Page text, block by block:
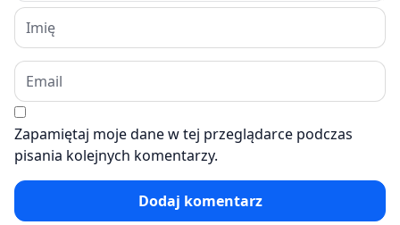
Zapamiętaj moje dane w tej przeglądarce podczas
pisania kolejnych komentarzy.
Dodaj komentarz